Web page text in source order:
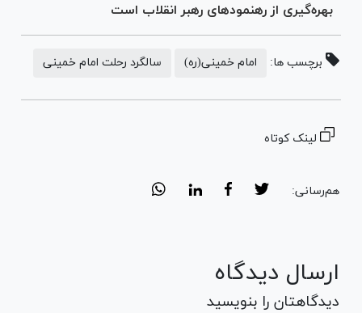
بهره‌گیری از رهنمود‌های رهبر انقلاب است
برچسب ها: امام خمینی(ره) سالگرد رحلت امام خمینی
لینک کوتاه
هم‌رسانی:
ارسال دیدگاه
دیدگاهتان را بنویسید